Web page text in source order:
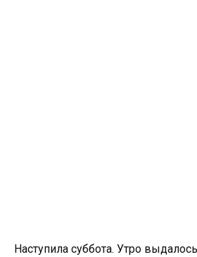
Наступила суббота. Утро